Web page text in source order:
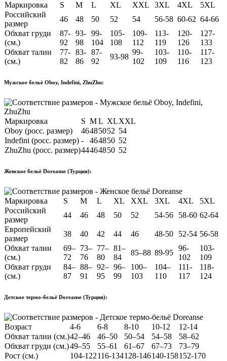
Маркировка S M L XL XXL 3XL 4XL
5XL
Российский
размер
46 48 50 52 54 56-58 60-62 64-66
Обхват груди
(см.)
87-
92
93-
98
99-
104
105-
108
109-
112
113-
119
120-
126
127-
133
Обхват талии
(см.)
77-
82
83-
86
87-
92
93-98
99-
102
103-
109
110-
116
117-
123
Мужское бельё Oboy, Indefini, ZhuZhu:
Маркировка S ML XLXXL
Oboy (росс. размер)
46485052 54
Indefini (росс. размер) - 464850 52
ZhuZhu (росс. размер)44464850 52
Женское бельё Doreanse (Турция):
Маркировка S M L XL XXL 3XL 4XL
5XL
Российский
размер
44 46 48 50 52 54-56 58-60 62-64
Европейский
размер
38 40 42 44 46 48-50 52-54 56-58
Обхват талии
(см.)
69–
72
73–
76
77–
80
81–
84
85–88 89-95
96-
102
103-
109
Обхват груди
(см.)
84–
87
88–
91
92–
95
96–
99
100–
103
104–
110
111-
117
118-
124
Детское термо-бельё Doreanse (Турция):
Возраст 4-6 6-8 8-10 10-12
12-14
Обхват талии (см.)42–46 46–50 50–54 54–58
58–62
Обхват груди (см.)49–55 55–61 61–67 67–73
73–79
Рост (см.)
104-122116-134128-146140-158152-170